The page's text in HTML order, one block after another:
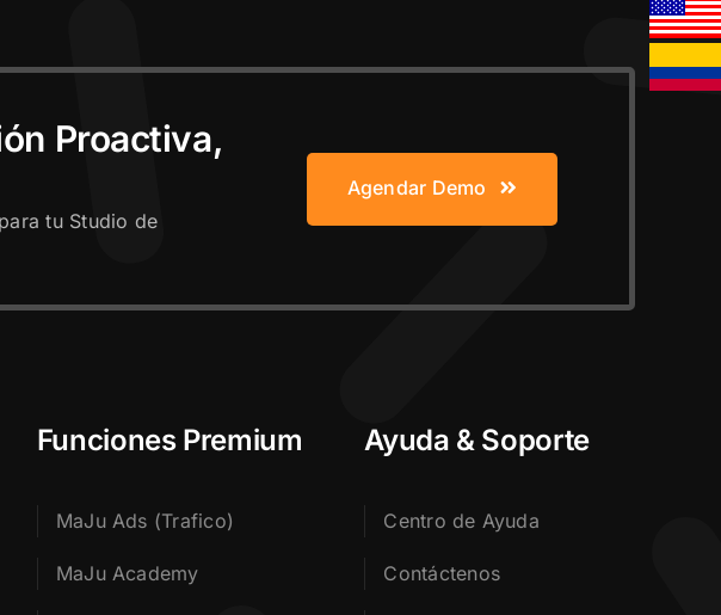
Proactiva,
tu Studio de
Agendar Demo
Funciones Premium
MaJu Ads (Trafico)
MaJu Academy
Ayuda & Soporte
Centro de Ayuda
Contáctenos